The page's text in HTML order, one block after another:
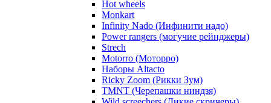
Hot wheels
Monkart
Infinity Nado (Инфинити надо)
Power rangers (могучие рейнджеры)
Strech
Motorro (Моторро)
Наборы Altacto
Ricky Zoom (Рикки Зум)
TMNT (Черепашки ниндзя)